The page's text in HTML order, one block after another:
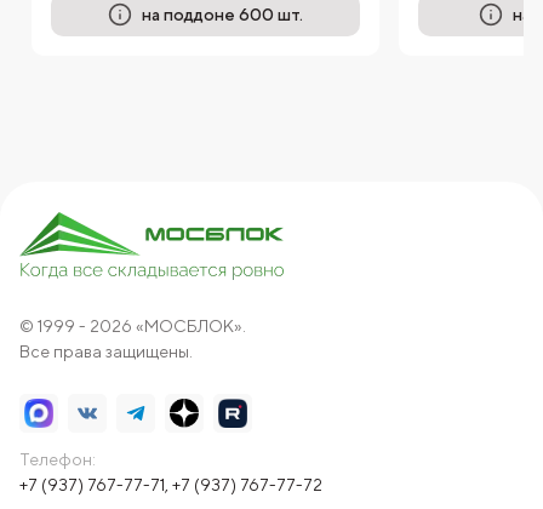
на поддоне 600 шт. на
© 1999 - 2026 «МОСБЛОК».
Все права защищены.
Телефон:
+7 (937) 767-77-71 +7 (937) 767-77-72